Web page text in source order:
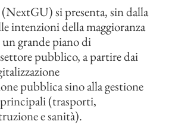
(NextGU) si presenta, sin dalla
intenzioni della maggioranza
grande piano di
pubblico, a partire dai
pubblica sino alla gestione
(trasporti,
e sanità).